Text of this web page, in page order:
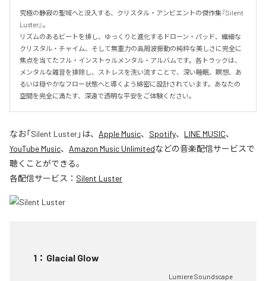
究極の静寂の聖域へと没入する、クリスタル・アンビエントの傑作集『Silent
Luster』。
リズムのあるビートを排し、ゆっくりと進化するドローン・パッド、繊細な
クリスタル・チャイム、そして無重力の高周波振動の純粋な美しさに完全に
焦点を当てたフル・インストゥルメンタル・アルバムです。各トラックは、
メンタルな雑音を排除し、ストレスを洗い流すことで、深い睡眠、瞑想、あ
るいは穏やかなフロー状態へと導くよう綿密に設計されています。あなたの
空間を完全に満たす、深遠で透明な平安をご体験ください。
なお「Silent Luster」は、 Apple Music、 Spotify、 LINE MUSIC、
YouTube Music、 Amazon Music Unlimitedなどの音楽配信サービスで
聴くことができる。
各配信サービス： Silent Luster
1 ： Glacial Glow
Lumiere Soundscape